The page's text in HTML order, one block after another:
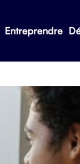
Entreprendre